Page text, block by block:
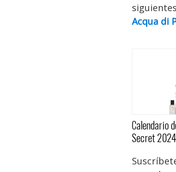
Acqua di
Calendario
Secret 2024